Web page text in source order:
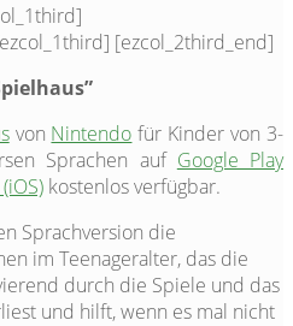
[ezcol_2third_end]
von Nintendo für Kinder von 3-
Sprachen auf Google Play
kostenlos verfügbar.
Sprachversion die
im Teenageralter, das die
durch die Spiele und das
und hilft, wenn es mal nicht